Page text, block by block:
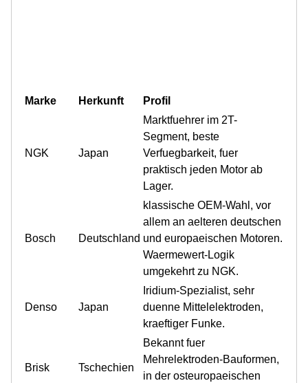
Marke Herkunft Profil
NGK Japan
Marktfuehrer im 2T-
Segment, beste
Verfuegbarkeit, fuer
praktisch jeden Motor ab
Lager.
Bosch Deutschland
klassische OEM-Wahl, vor
allem an aelteren deutschen
und europaeischen Motoren.
Waermewert-Logik
umgekehrt zu NGK.
Denso Japan
Iridium-Spezialist, sehr
duenne Mittelelektroden,
kraeftiger Funke.
Brisk Tschechien
Bekannt fuer
Mehrelektroden-Bauformen,
in der osteuropaeischen